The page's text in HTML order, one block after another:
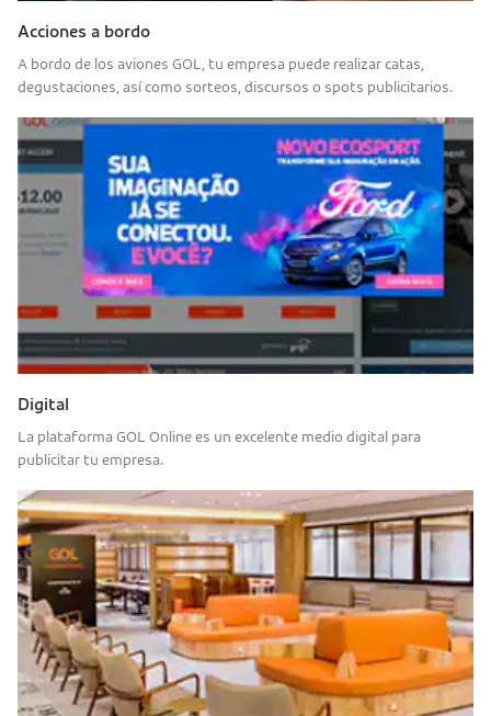
Acciones a bordo
A bordo de los aviones GOL, tu empresa puede realizar catas,
degustaciones, así como sorteos, discursos o spots publicitarios.
Digital
La plataforma GOL Online es un excelente medio digital para
publicitar tu empresa.